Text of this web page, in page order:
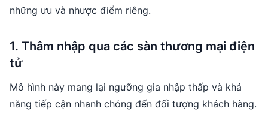
những ưu và nhược điểm riêng.
1. Thâm nhập qua các sàn thương mại điện
tử
Mô hình này mang lại ngưỡng gia nhập thấp và khả
năng tiếp cận nhanh chóng đến đối tượng khách hàng.